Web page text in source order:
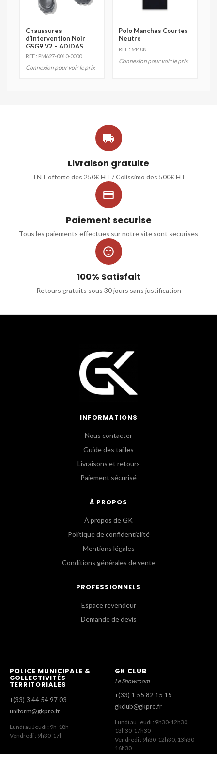
Chaussures
d’Intervention Noir
GSG9 V2 – ADIDAS
REF : PM627-0010-0000
Connexion pour voir le prix
Polo Manches Courtes
Neutre
REF : 6440N
Connexion pour voir le prix

Livraison gratuite
TNT offerte des 250€ HT / Colissimo des 500€ HT

Paiement securise
Tous les paiements effectues sur notre site sont securises

100% Satisfait
Retours gratuits sous 30 jours sans justification
INFORMATIONS
Nous contacter
Guide des tailles
Livraisons et retours
Paiement sécurisé
À PROPOS
À propos de GK
Politique de confidentialité
Mentions légales
Conditions générales de vente
PROFESSIONNELS
Espace revendeur
Demande de devis
POLICE MUNICIPALE &
COLLECTIVITÉS
TERRITORIALES
+(33) 3 44 54 97 03
uniform@gkpro.fr
Lundi au Jeudi : 9h-18h
Vendredi : 9h30-17h
GK CLUB
Le Showroom
+(33) 1 55 82 15 15
gkclub@gkpro.fr
Lundi au Jeudi : 9h30-12h30,
13h30-17h30
Vendredi : 9h30-12h30, 13h30-
16h30